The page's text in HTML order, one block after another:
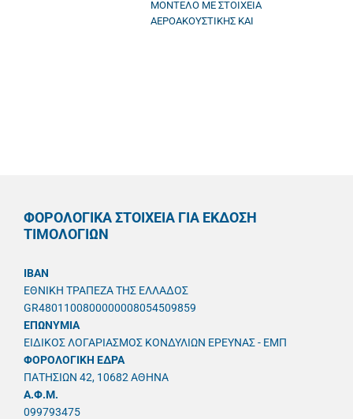
ΜΟΝΤΕΛΟ ΜΕ ΣΤΟΙΧΕΙΑ
ΑΕΡΟΑΚΟΥΣΤΙΚΗΣ ΚΑΙ
ΦΟΡΟΛΟΓΙΚΑ ΣΤΟΙΧΕΙΑ ΓΙΑ ΕΚΔΟΣΗ
ΤΙΜΟΛΟΓΙΩΝ
IBAN
ΕΘΝΙΚΗ ΤΡΑΠΕΖΑ ΤΗΣ ΕΛΛΑΔΟΣ
GR4801100800000008054509859
ΕΠΩΝΥΜΙΑ
ΕΙΔΙΚΟΣ ΛΟΓΑΡΙΑΣΜΟΣ ΚΟΝΔΥΛΙΩΝ ΕΡΕΥΝΑΣ - ΕΜΠ
ΦΟΡΟΛΟΓΙΚΗ ΕΔΡΑ
ΠΑΤΗΣΙΩΝ 42, 10682 ΑΘΗΝΑ
A.Φ.Μ.
099793475